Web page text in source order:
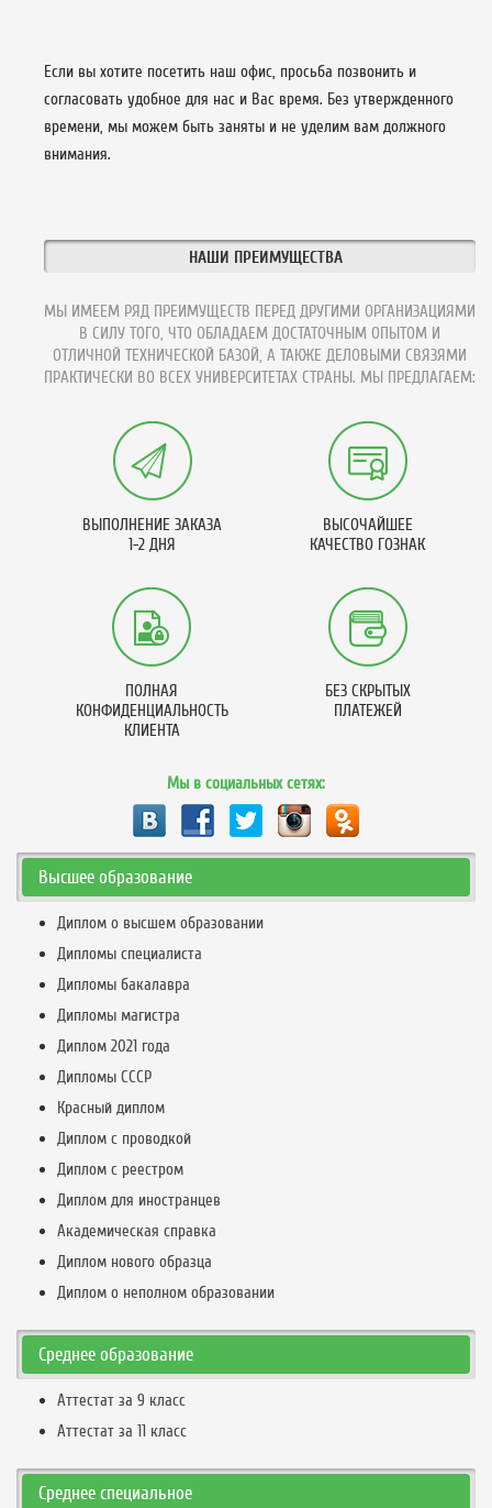
Если вы хотите посетить наш офис, просьба позвонить и
согласовать удобное для нас и Вас время. Без утвержденного
времени, мы можем быть заняты и не уделим вам должного
внимания.
НАШИ ПРЕИМУЩЕСТВА
МЫ ИМЕЕМ РЯД ПРЕИМУЩЕСТВ ПЕРЕД ДРУГИМИ ОРГАНИЗАЦИЯМИ
В СИЛУ ТОГО, ЧТО ОБЛАДАЕМ ДОСТАТОЧНЫМ ОПЫТОМ И
ОТЛИЧНОЙ ТЕХНИЧЕСКОЙ БАЗОЙ, А ТАКЖЕ ДЕЛОВЫМИ СВЯЗЯМИ
ПРАКТИЧЕСКИ ВО ВСЕХ УНИВЕРСИТЕТАХ СТРАНЫ. МЫ ПРЕДЛАГАЕМ:
ВЫПОЛНЕНИЕ ЗАКАЗА
1-2 ДНЯ
ВЫСОЧАЙШЕЕ
КАЧЕСТВО ГОЗНАК
ПОЛНАЯ
КОНФИДЕНЦИАЛЬНОСТЬ
КЛИЕНТА
БЕЗ СКРЫТЫХ
ПЛАТЕЖЕЙ
Мы в социальных сетях:
Высшее образование
Диплом о высшем образовании
Дипломы специалиста
Дипломы бакалавра
Дипломы магистра
Диплом 2021 года
Дипломы СССР
Красный диплом
Диплом с проводкой
Диплом с реестром
Диплом для иностранцев
Академическая справка
Диплом нового образца
Диплом о неполном образовании
Среднее образование
Аттестат за 9 класс
Аттестат за 11 класс
Среднее специальное